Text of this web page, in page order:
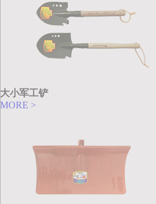
大小军工铲
MORE >